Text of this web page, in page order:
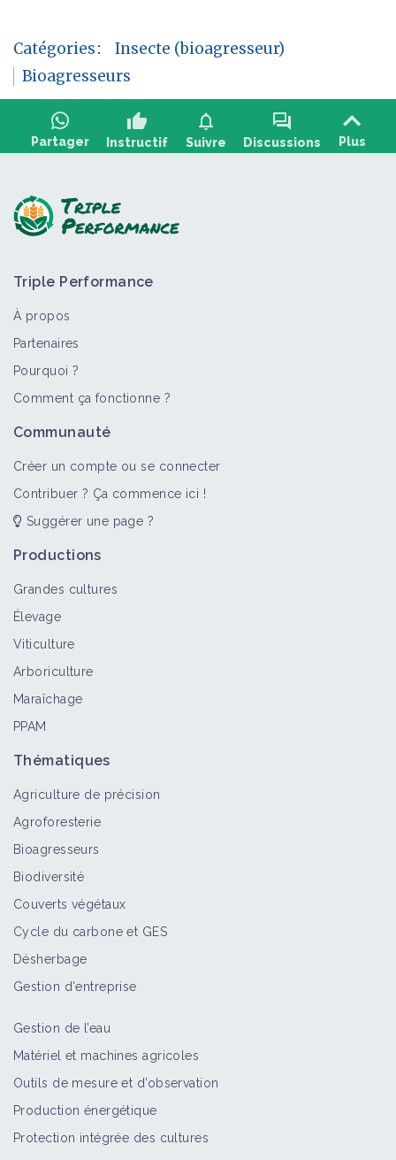
Catégories:
Insecte (bioagresseur)
Bioagresseurs
Partager
thumb_up
Instructif
notifications
Suivre
forum
Discussions Plus
Insecte (bioagresseur)
Teignes
Triple Performance
À propos
Partenaires
Pourquoi ?
Comment ça fonctionne ?
Communauté
Créer un compte ou se connecter
Contribuer ? Ça commence ici !
Suggérer une page ?
Productions
Grandes cultures
Élevage
Viticulture
Arboriculture
Maraîchage
PPAM
Thématiques
Agriculture de précision
Agroforesterie
Bioagresseurs
Biodiversité
Couverts végétaux
Cycle du carbone et GES
Désherbage
Gestion d'entreprise
Gestion de l’eau
Matériel et machines agricoles
Outils de mesure et d’observation
Production énergétique
Protection intégrée des cultures